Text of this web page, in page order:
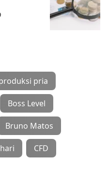
pria
Boss Level
Bruno Matos
CFD